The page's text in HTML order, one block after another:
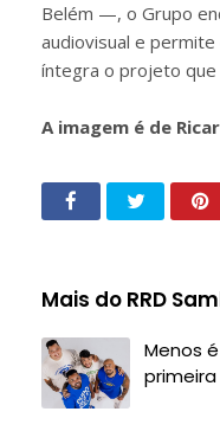
Belém —, o Grupo
audiovisual e
íntegra o projeto que
A imagem é de
Mais do RRD
Menos